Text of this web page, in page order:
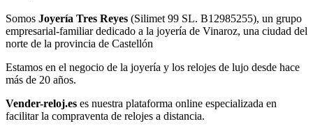
Somos Joyería Tres Reyes (Silimet 99 SL. B12985255), un grupo
empresarial-familiar dedicado a la joyería de Vinaroz, una ciudad del
norte de la provincia de Castellón
Estamos en el negocio de la joyería y los relojes de lujo desde hace
más de 20 años.
Vender-reloj.es es nuestra plataforma online especializada en
facilitar la compraventa de relojes a distancia.